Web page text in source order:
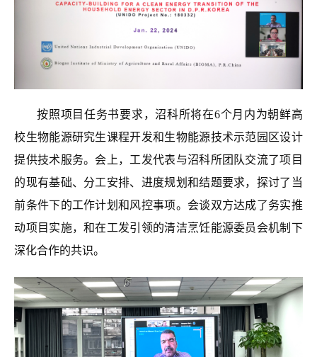
按照项目任务书要求，沼科所将在6个月内为朝鲜高
校生物能源研究生课程开发和生物能源技术示范园区设计
提供技术服务。会上，工发代表与沼科所团队交流了项目
的现有基础、分工安排、进度规划和结题要求，探讨了当
前条件下的工作计划和风控事项。会谈双方达成了务实推
动项目实施，和在工发引领的清洁烹饪能源委员会机制下
深化合作的共识。